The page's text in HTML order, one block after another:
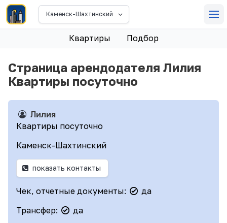
Каменск-Шахтинский
Квартиры Подбор
Страница арендодателя Лилия
Квартиры посуточно
Лилия
Квартиры посуточно
Каменск-Шахтинский
показать контакты
Чек, отчетные документы:
да
Трансфер:
да